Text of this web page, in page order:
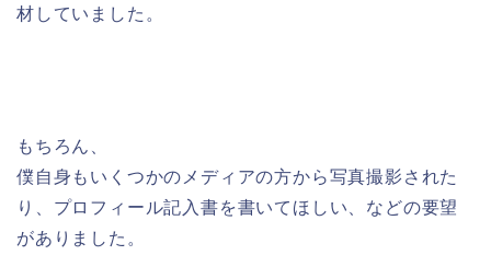
材していました。
もちろん、
僕自身もいくつかのメディアの方から写真撮影された
り、プロフィール記入書を書いてほしい、などの要望
がありました。